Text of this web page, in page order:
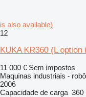
is also available)
12
KUKA KR360 (L
11 000 € Sem impostos
Maquinas industriais -
2006
Capacidade de carga 360